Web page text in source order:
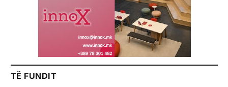
TË FUNDIT